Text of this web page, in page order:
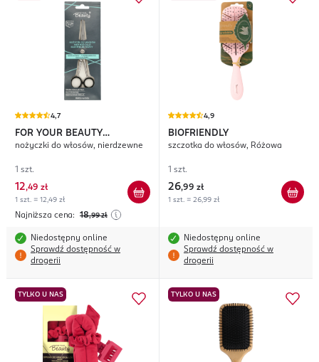
4,7
FOR YOUR BEAUTY
Professional
nożyczki do włosów, nierdzewne
1 szt.
12,49 zł
1 szt. = 12,49 zł
Najniższa cena: 18,99 zł
Niedostępny online
Sprawdź dostępność w
drogerii
4,9
BIOFRIENDLY
szczotka do włosów, Różowa
1 szt.
26,99 zł
1 szt. = 26,99 zł
Niedostępny online
Sprawdź dostępność w
drogerii
TYLKO U NAS TYLKO U NAS